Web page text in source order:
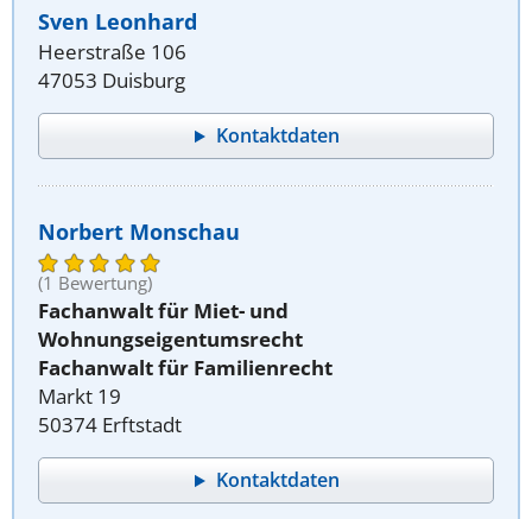
Sven Leonhard
Heerstraße 106
47053 Duisburg
Kontaktdaten
Norbert Monschau
(1 Bewertung)
Fachanwalt für Miet- und
Wohnungseigentumsrecht
Fachanwalt für Familienrecht
Markt 19
50374 Erftstadt
Kontaktdaten